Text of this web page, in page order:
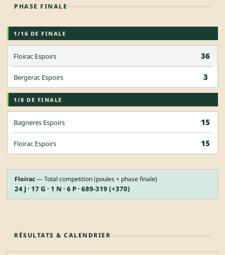
PHASE FINALE
1/16 DE FINALE
Floirac Espoirs 36
Bergerac Espoirs 3
1/8 DE FINALE
Bagneres Espoirs 15
Floirac Espoirs 15
Floirac— Total competition (poules + phase finale)
24 J · 17 G · 1 N · 6 P · 689-319 (+370)
RÉSULTATS & CALENDRIER